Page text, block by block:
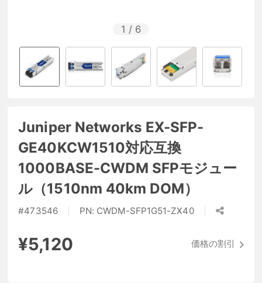
1 / 6
Juniper Networks EX-SFP-
GE40KCW1510対応互換
1000BASE-CWDM SFPモジュー
ル（1510nm 40km DOM）
#473546 PN: CWDM-SFP1G51-ZX40
¥5,120 価格の割引